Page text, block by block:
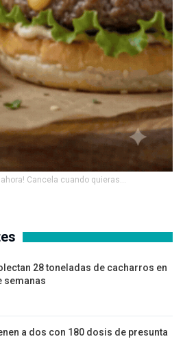
Cancela cuando quieras...
28 toneladas de cacharros en
semanas
a dos con 180 dosis de presunta